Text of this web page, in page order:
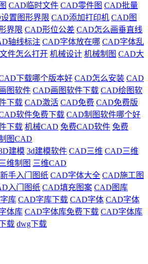
CAD临时文件 CAD零件图 CAD批量
置图形界限 CAD添加打印机 CAD图
界限 CAD形位公差 CAD怎么画垂直线
轴线标注 CAD字体放在哪 CAD字体乱
件怎么打开 机械设计 机械制图 CAD大
下载哪个版本好 CAD怎么安装 CAD
图软件 CAD画图软件下载 CAD绘图软
下载 CAD激活 CAD免费 CAD免费版
软件免费下载 CAD制图软件哪个好
下载 机械CAD 免费CAD软件 免费
图CAD
建模 3d建模软件 CAD三维 CAD三维
维制图 三维CAD
手入门图纸 CAD字体大全 CAD施工图
入门图纸 CAD填充图案 CAD图库
库 CAD字库下载 CAD字体 CAD字体
体库 CAD字体库免费下载 CAD字体库
载 dwg下载